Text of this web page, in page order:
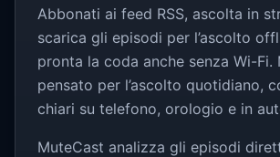
Abbonati ai feed RSS, ascolta in
scarica gli episodi per l’ascolto
pronta la coda anche senza Wi-Fi.
pensato per l’ascolto quotidiano,
chiari su telefono, orologio e in
MuteCast analizza gli episodi